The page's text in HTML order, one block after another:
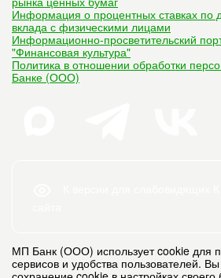
Информация о процентных ставках по
вклада с физическими лицами
Информационно-просветительский
"Финансовая культура"
Политика в отношении обработки
Банке (ООО)
МП Банк (ООО) использует cookie для
сервисов и удобства пользователей.